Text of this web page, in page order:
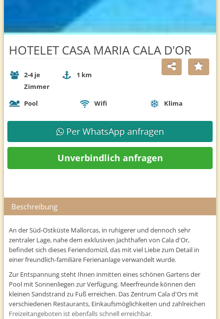
HOTELET CASA MARIA CALA D'OR
2-4 je
Zimmer
1 km
Pool Wifi Klima
Per WhatsApp anfragen
Unverbindlich anfragen
Beschreibung
An der Süd-Ostküste Mallorcas, in ruhigerer und dennoch sehr
zentraler Lage, nahe dem exklusiven Jachthafen von Cala d'Or,
befindet sich dieses Feriendomizil, das mit viel Liebe zum Detail in
einer freundlich-familiäre Ferienanlage verwandelt wurde.
Zur Entspannung steht Ihnen inmitten eines schönen Gartens der
Pool mit Sonnenliegen zur Verfügung. Meerfreunde können den
kleinen Sandstrand zu Fuß erreichen. Das Zentrum Cala d'Ors mit
verschiedenen Restaurants, Einkaufsmöglichkeiten und zahlreichen
Freizeitangeboten ist ebenfalls schnell erreichbar.